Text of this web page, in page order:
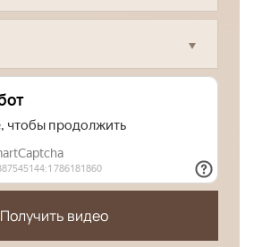
Получить видео